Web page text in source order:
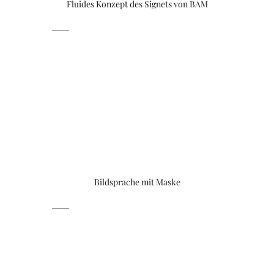
Fluides Konzept des Signets von BAM
Bildsprache mit Maske